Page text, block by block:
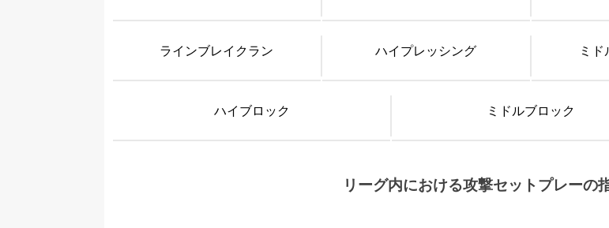
ラインブレイクラン ハイプレッシング ミ
ハイブロック ミドルブロック
リーグ内における攻撃セットプレーの